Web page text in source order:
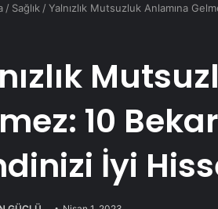
/ Sağlık /Yalnızlık Mutsuzluk Anlamına
10
İyi